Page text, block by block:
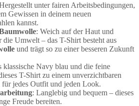
unter fairen Arbeitsbedingungen,
Gewissen in deinem neuen
kannst.
: Weich auf der Haut und
Umwelt – das T-Shirt besteht aus
und trägt so zu einer besseren Zukunft
klassische Navy blau und die feine
T-Shirt zu einem unverzichtbaren
jedes Outfit und jeden Look.
: Langlebig und bequem – dieses
Freude bereiten.